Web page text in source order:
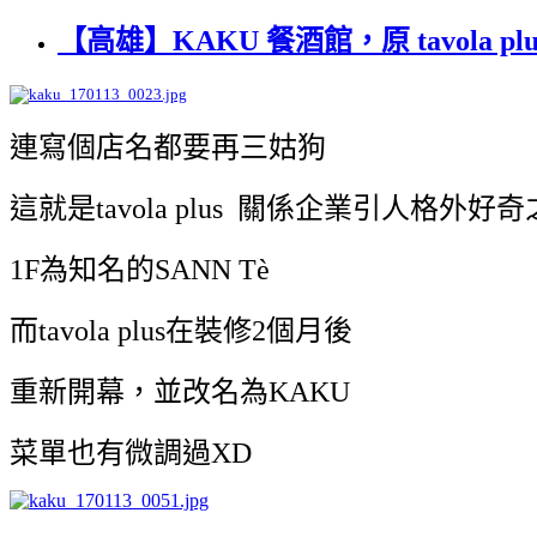
【高雄】KAKU 餐酒館，原 tavola
連寫個店名都要再三姑狗
這就是tavola plus 關係企業引人格外好奇
1F為知名的SANN Tè
而tavola plus在裝修2個月後
重新開幕，並改名為KAKU
菜單也有微調過XD